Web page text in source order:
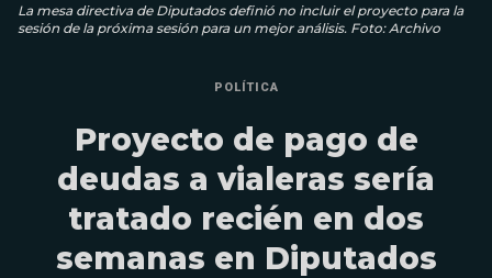
La mesa directiva de Diputados definió no incluir el proyecto para la
sesión de la próxima sesión para un mejor análisis. Foto: Archivo
POLÍTICA
Proyecto de pago de
deudas a vialeras sería
tratado recién en dos
semanas en Diputados